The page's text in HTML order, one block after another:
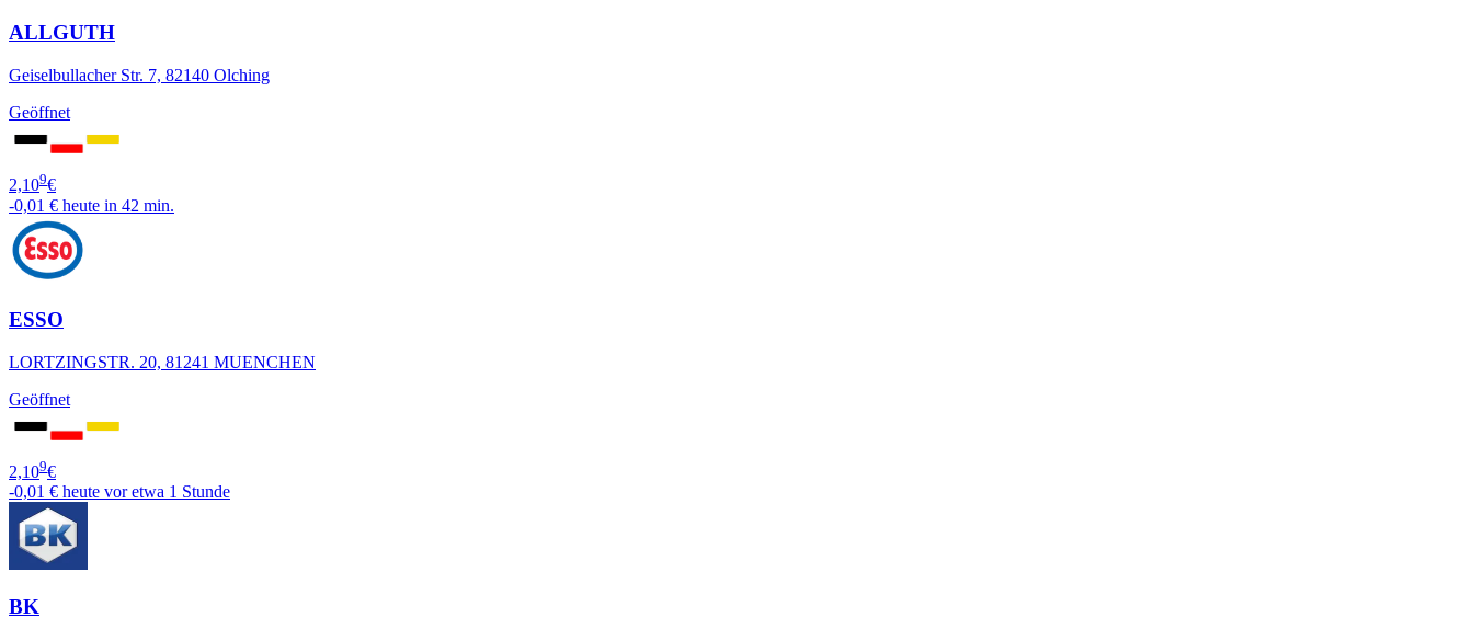
ALLGUTH
Geiselbullacher Str. 7, 82140 Olching
Geöffnet
2,109€
-0,01 € heute in 42 min.
ESSO
LORTZINGSTR. 20, 81241 MUENCHEN
Geöffnet
2,109€
-0,01 € heute vor etwa 1 Stunde
BK